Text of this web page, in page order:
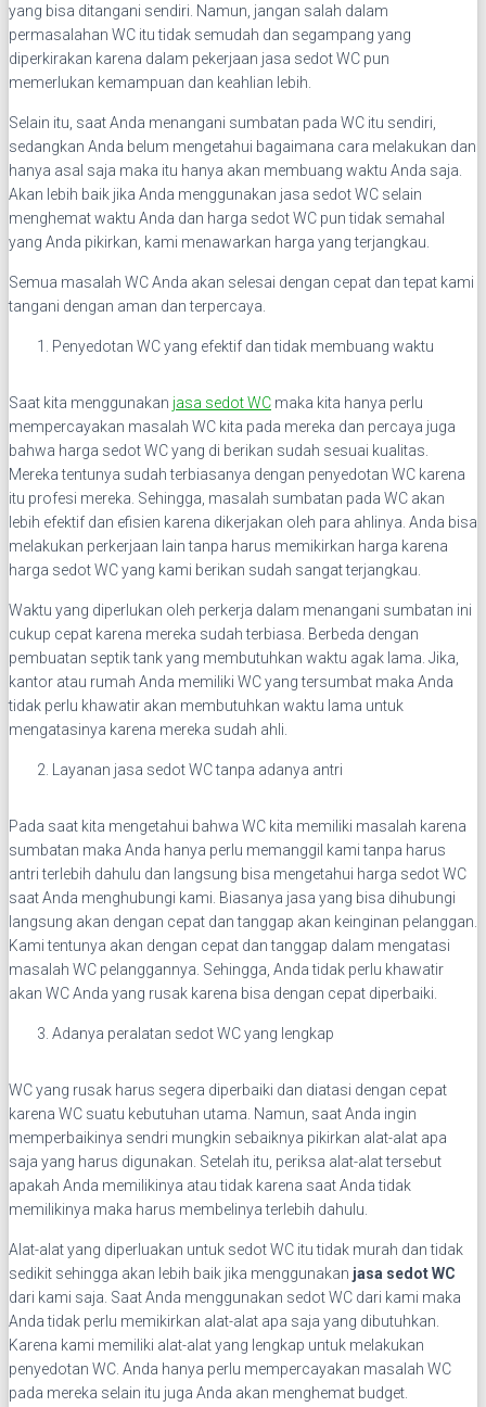
yang bisa ditangani sendiri. Namun, jangan salah dalam
permasalahan WC itu tidak semudah dan segampang yang
diperkirakan karena dalam pekerjaan jasa sedot WC pun
memerlukan kemampuan dan keahlian lebih.
Selain itu, saat Anda menangani sumbatan pada WC itu sendiri,
sedangkan Anda belum mengetahui bagaimana cara melakukan dan
hanya asal saja maka itu hanya akan membuang waktu Anda saja.
Akan lebih baik jika Anda menggunakan jasa sedot WC selain
menghemat waktu Anda dan harga sedot WC pun tidak semahal
yang Anda pikirkan, kami menawarkan harga yang terjangkau.
Semua masalah WC Anda akan selesai dengan cepat dan tepat kami
tangani dengan aman dan terpercaya.
Penyedotan WC yang efektif dan tidak membuang waktu
Saat kita menggunakan jasa sedot WC maka kita hanya perlu
mempercayakan masalah WC kita pada mereka dan percaya juga
bahwa harga sedot WC yang di berikan sudah sesuai kualitas.
Mereka tentunya sudah terbiasanya dengan penyedotan WC karena
itu profesi mereka. Sehingga, masalah sumbatan pada WC akan
lebih efektif dan efisien karena dikerjakan oleh para ahlinya. Anda bisa
melakukan perkerjaan lain tanpa harus memikirkan harga karena
harga sedot WC yang kami berikan sudah sangat terjangkau.
Waktu yang diperlukan oleh perkerja dalam menangani sumbatan ini
cukup cepat karena mereka sudah terbiasa. Berbeda dengan
pembuatan septik tank yang membutuhkan waktu agak lama. Jika,
kantor atau rumah Anda memiliki WC yang tersumbat maka Anda
tidak perlu khawatir akan membutuhkan waktu lama untuk
mengatasinya karena mereka sudah ahli.
Layanan jasa sedot WC tanpa adanya antri
Pada saat kita mengetahui bahwa WC kita memiliki masalah karena
sumbatan maka Anda hanya perlu memanggil kami tanpa harus
antri terlebih dahulu dan langsung bisa mengetahui harga sedot WC
saat Anda menghubungi kami. Biasanya jasa yang bisa dihubungi
langsung akan dengan cepat dan tanggap akan keinginan pelanggan.
Kami tentunya akan dengan cepat dan tanggap dalam mengatasi
masalah WC pelanggannya. Sehingga, Anda tidak perlu khawatir
akan WC Anda yang rusak karena bisa dengan cepat diperbaiki.
Adanya peralatan sedot WC yang lengkap
WC yang rusak harus segera diperbaiki dan diatasi dengan cepat
karena WC suatu kebutuhan utama. Namun, saat Anda ingin
memperbaikinya sendri mungkin sebaiknya pikirkan alat-alat apa
saja yang harus digunakan. Setelah itu, periksa alat-alat tersebut
apakah Anda memilikinya atau tidak karena saat Anda tidak
memilikinya maka harus membelinya terlebih dahulu.
Alat-alat yang diperluakan untuk sedot WC itu tidak murah dan tidak
sedikit sehingga akan lebih baik jika menggunakan jasa sedot WC
dari kami saja. Saat Anda menggunakan sedot WC dari kami maka
Anda tidak perlu memikirkan alat-alat apa saja yang dibutuhkan.
Karena kami memiliki alat-alat yang lengkap untuk melakukan
penyedotan WC. Anda hanya perlu mempercayakan masalah WC
pada mereka selain itu juga Anda akan menghemat budget.